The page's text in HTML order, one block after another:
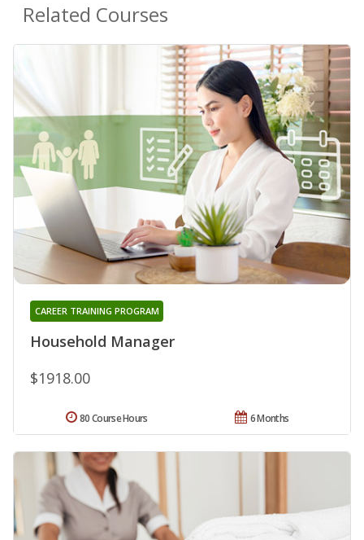
Related Courses
Household Manager
CAREER TRAINING PROGRAM
$1918.00
6 Months
80 Course Hours